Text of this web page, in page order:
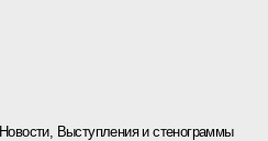
Новости, Выступления и стенограммы